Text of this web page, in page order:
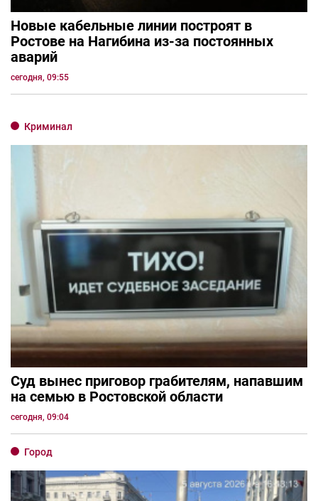
Новые кабельные линии построят в
Ростове на Нагибина из-за постоянных
аварий
сегодня, 09:55
Криминал
Суд вынес приговор грабителям, напавшим
на семью в Ростовской области
сегодня, 09:04
Город